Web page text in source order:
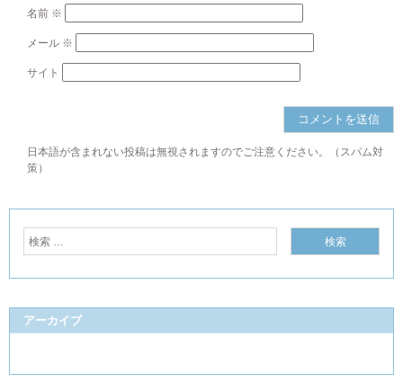
名前 ※
メール ※
サイト
日本語が含まれない投稿は無視されますのでご注意ください。（スパム対
策）
アーカイブ